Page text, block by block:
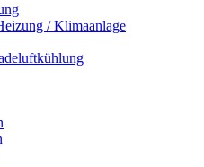
/ Klimaanlage